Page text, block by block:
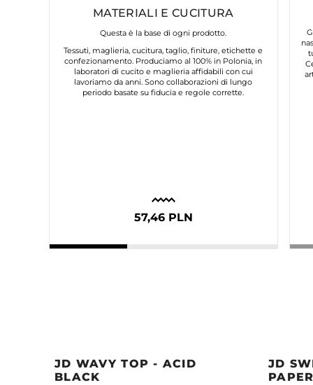
MATERIALI E CUCITURA
Questa è la base di ogni prodotto.
Tessuti, maglieria, cucitura, taglio, finiture, etichette e
confezionamento. Produciamo al 100% in Polonia, in
laboratori di cucito e maglieria affidabili con cui
lavoriamo da anni. Sono collaborazioni di lungo
periodo basate su fiducia e regole corrette.
57,46 PLN
JD WAVY TOP - ACID
BLACK
JD